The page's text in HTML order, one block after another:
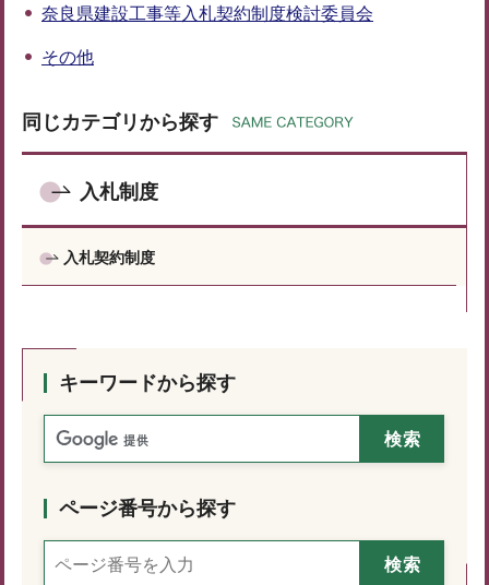
奈良県建設工事等入札契約制度検討委員会
その他
同じカテゴリから探す
入札制度
入札契約制度
キーワードから探す
ページ番号から探す